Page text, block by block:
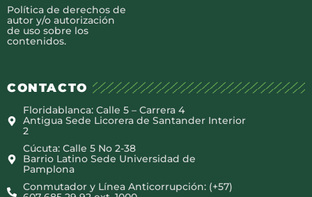
Política de derechos de
autor y/o autorización
de uso sobre los
contenidos.
CONTACTO
Floridablanca: Calle 5 – Carrera 4
Antigua Sede Licorera de Santander Interior
2
Cúcuta: Calle 5 No 2-38
Barrio Latino Sede Universidad de
Pamplona
Conmutador y Línea Anticorrupción: (+57)